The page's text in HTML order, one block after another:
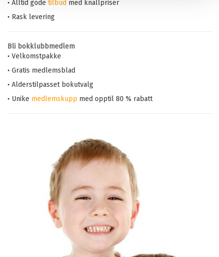
• Alltid gode tilbud med knallpriser
• Rask levering
Bli bokklubbmedlem
• Velkomstpakke
• Gratis medlemsblad
• Alderstilpasset bokutvalg
• Unike medlemskupp med opptil 80 % rabatt